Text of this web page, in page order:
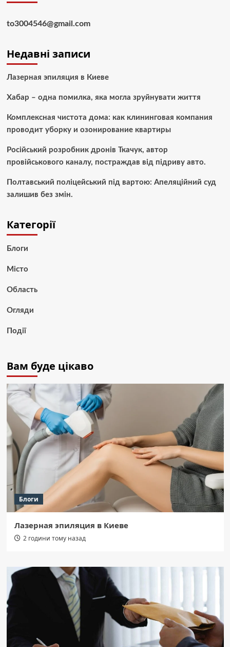
to3004546@gmail.com
Недавні записи
Лазерная эпиляция в Киеве
Хабар – одна помилка, яка могла зруйнувати життя
Комплексная чистота дома: как клининговая компания
проводит уборку и озонирование квартиры
Російський розробник дронів Ткачук, автор
провійськового каналу, постраждав від підриву авто.
Полтавський поліцейський під вартою: Апеляційний суд
залишив без змін.
Категорії
Блоги
Місто
Область
Огляди
Події
Вам буде цікаво
Блоги
Лазерная эпиляция в Киеве
2 години тому назад